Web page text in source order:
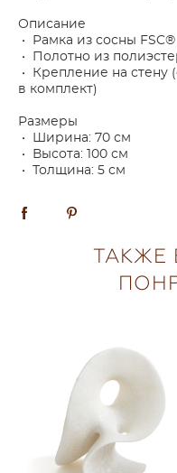
Описание
• Рамка из сосны FSC®
• Полотно из
• Крепление на стену
в комплект)
Размеры
• Ширина: 70 см
• Высота: 100 см
• Толщина: 5 см
ТАКЖЕ